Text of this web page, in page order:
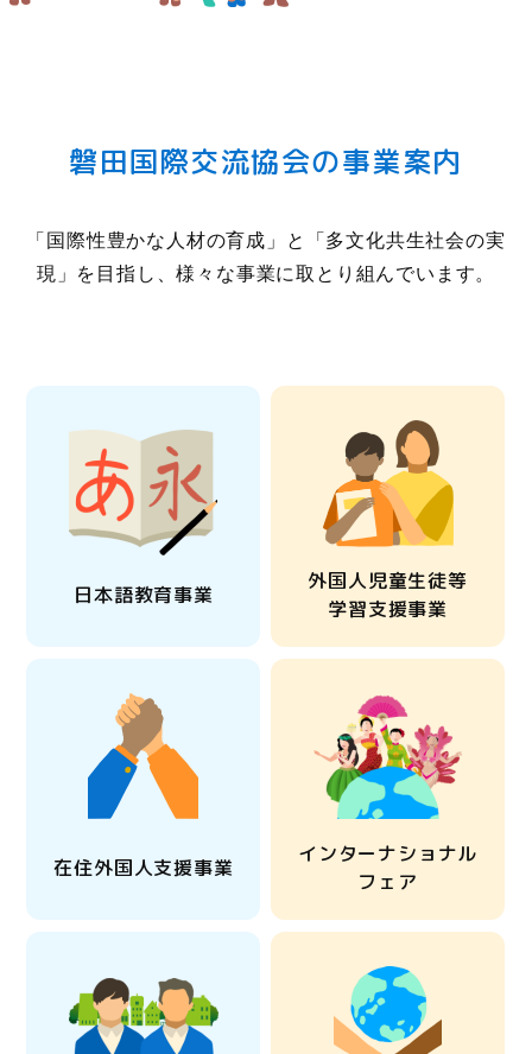
磐田国際交流協会の事業案内
「国際性豊かな人材の育成」と「多文化共生社会の実
現」 を目指し、様々な事業に取とり組んでいます。
日本語教育事業
外国人児童生徒等
学習支援事業
在住外国人支援事業
インターナショナル
フェア